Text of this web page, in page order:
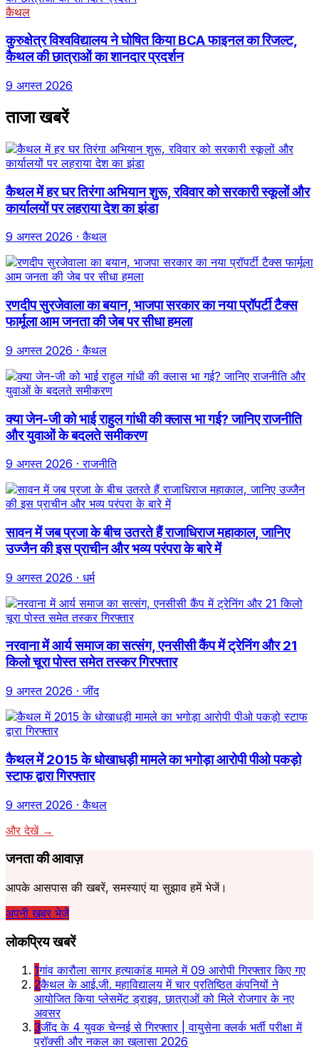
कैथल
कुरुक्षेत्र विश्वविद्यालय ने घोषित किया BCA फाइनल का रिजल्ट,
कैथल की छात्राओं का शानदार प्रदर्शन
9 अगस्त 2026
ताजा खबरें
कैथल में हर घर तिरंगा अभियान शुरू, रविवार को सरकारी स्कूलों और
कार्यालयों पर लहराया देश का झंडा
9 अगस्त 2026 · कैथल
रणदीप सुरजेवाला का बयान, भाजपा सरकार का नया प्रॉपर्टी टैक्स
फार्मूला आम जनता की जेब पर सीधा हमला
9 अगस्त 2026 · कैथल
क्या जेन-जी को भाई राहुल गांधी की क्लास भा गई? जानिए राजनीति
और युवाओं के बदलते समीकरण
9 अगस्त 2026 · राजनीति
सावन में जब प्रजा के बीच उतरते हैं राजाधिराज महाकाल, जानिए
उज्जैन की इस प्राचीन और भव्य परंपरा के बारे में
9 अगस्त 2026 · धर्म
नरवाना में आर्य समाज का सत्संग, एनसीसी कैंप में ट्रेनिंग और 21
किलो चूरा पोस्त समेत तस्कर गिरफ्तार
9 अगस्त 2026 · जींद
कैथल में 2015 के धोखाधड़ी मामले का भगोड़ा आरोपी पीओ पकड़ो
स्टाफ द्वारा गिरफ्तार
9 अगस्त 2026 · कैथल
और देखें →
जनता की आवाज़
आपके आसपास की खबरें, समस्याएं या सुझाव हमें भेजें।
अपनी खबर भेजें
लोकप्रिय खबरें
1गांव कारौला सागर हत्याकांड मामले में 09 आरोपी गिरफ्तार किए गए
2कैथल के आई.जी. महाविद्यालय में चार प्रतिष्ठित कंपनियों ने
आयोजित किया प्लेसमेंट ड्राइव, छात्राओं को मिले रोजगार के नए
अवसर
3जींद के 4 युवक चेन्नई से गिरफ्तार | वायुसेना क्लर्क भर्ती परीक्षा में
प्रॉक्सी और नकल का खुलासा 2026